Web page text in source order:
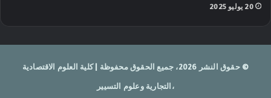
20 يوليو 2025
© حقوق النشر 2026، جميع الحقوق محفوظة | كلية العلوم الاقتصادية
،التجارية وعلوم التسيير